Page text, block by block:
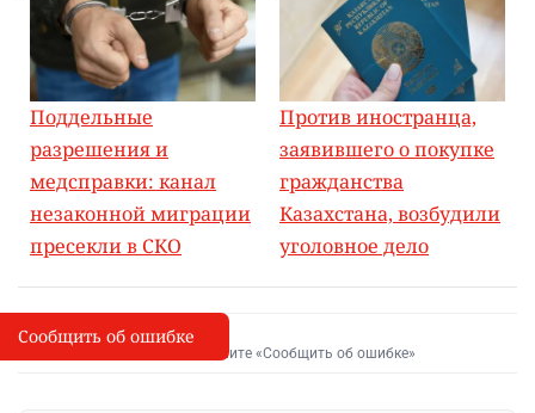
Поддельные
разрешения и
медсправки: канал
незаконной миграции
пресекли в СКО
Против иностранца,
заявившего о покупке
гражданства
Казахстана, возбудили
уголовное дело
I
Сообщить об опечатке
Выделите фрагмент и нажмите «Сообщить об ошибке»
Сообщить об ошибке